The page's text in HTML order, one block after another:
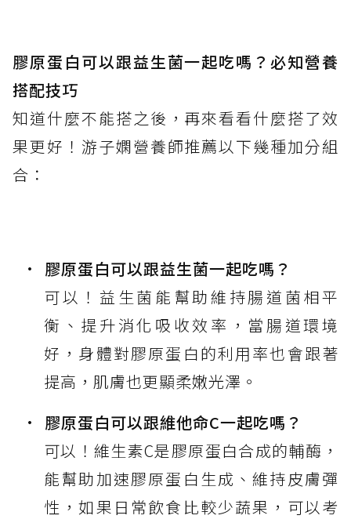
膠原蛋白可以跟益生菌一起吃嗎？必知營養
搭配技巧
知道什麼不能搭之後，再來看看什麼搭了效
果更好！游子嫻營養師推薦以下幾種加分組
合：
膠原蛋白可以跟益生菌一起吃嗎？
可以！益生菌能幫助維持腸道菌相平
衡、提升消化吸收效率，當腸道環境
好，身體對膠原蛋白的利用率也會跟著
提高，肌膚也更顯柔嫩光澤。
膠原蛋白可以跟維他命C一起吃嗎？
可以！維生素C是膠原蛋白合成的輔酶，
能幫助加速膠原蛋白生成、維持皮膚彈
性，如果日常飲食比較少蔬果，可以考